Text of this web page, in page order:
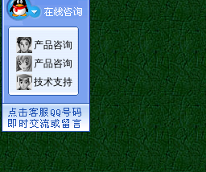
产品咨询
产品咨询
技术支持